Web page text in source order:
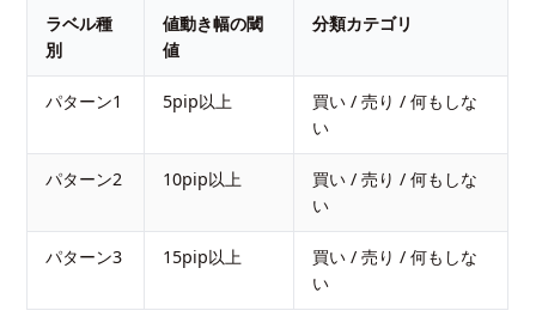
ラベル種
別
値動き幅の閾
値
分類カテゴリ
パターン1 5pip以上
買い / 売り / 何もしな
い
パターン2 10pip以上
買い / 売り / 何もしな
い
パターン3 15pip以上
買い / 売り / 何もしな
い